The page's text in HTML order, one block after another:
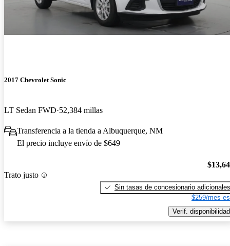
2017 Chevrolet Sonic
LT Sedan FWD 52,384 millas
Transferencia a la tienda a Albuquerque, NM
El precio incluye envío de $649
Trato justo
Sin tasas de concesionario adicionales
$259/mes
Verif. disponibilidad